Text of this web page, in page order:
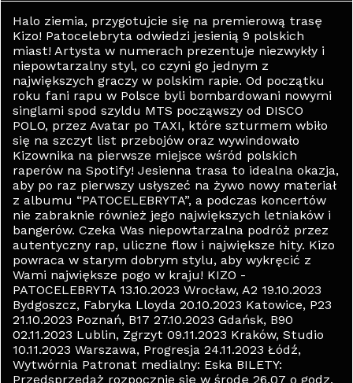
Halo ziemia, przygotujcie się na premierową trasę
Kizo! Patocelebryta odwiedzi jesienią 9 polskich
miast! Artysta w numerach prezentuje niezwykły i
niepowtarzalny styl, co czyni go jednym z
największych graczy w polskim rapie. Od początku
roku fani rapu w Polsce byli bombardowani nowymi
singlami spod szyldu MTS począwszy od DISCO
POLO, przez Avatar po TAXI, które szturmem wbiło
się na szczyt list przebojów oraz wywindowało
Kizownika na pierwsze miejsce wśród polskich
raperów na Spotify! Jesienna trasa to idealna okazja,
aby po raz pierwszy usłyszeć na żywo nowy materiał
z albumu “PATOCELEBRYTA”, a podczas koncertów
nie zabraknie również jego największych letniaków i
bangerów. Czeka Was niepowtarzalna podróż przez
autentyczny rap, uliczne flow i największe hity. Kizo
powraca w starym dobrym stylu, aby wykręcić z
Wami największe pogo w kraju! KIZO -
PATOCELEBRYTA 13.10.2023 Wrocław, A2 19.10.2023
Bydgoszcz, Fabryka Lloyda 20.10.2023 Katowice, P23
21.10.2023 Poznań, B17 27.10.2023 Gdańsk, B90
02.11.2023 Lublin, Zgrzyt 09.11.2023 Kraków, Studio
10.11.2023 Warszawa, Progresja 24.11.2023 Łódź,
Wytwórnia Patronat medialny: Eska BILETY:
Przedsprzedaż rozpocznie się w środę 26.07 o godz.